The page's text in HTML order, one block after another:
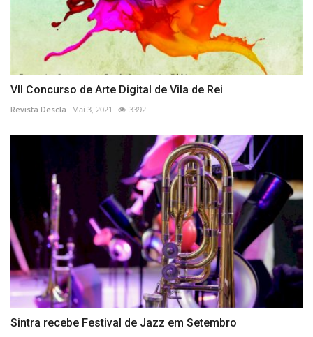
VII Concurso de Arte Digital de Vila de Rei
Revista Descla Mai 3, 2021 3392
Sintra recebe Festival de Jazz em Setembro